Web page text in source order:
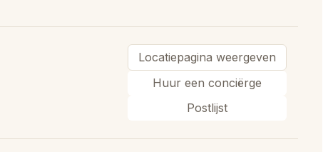
Locatiepagina weergeven
Huur een conciërge
Postlijst